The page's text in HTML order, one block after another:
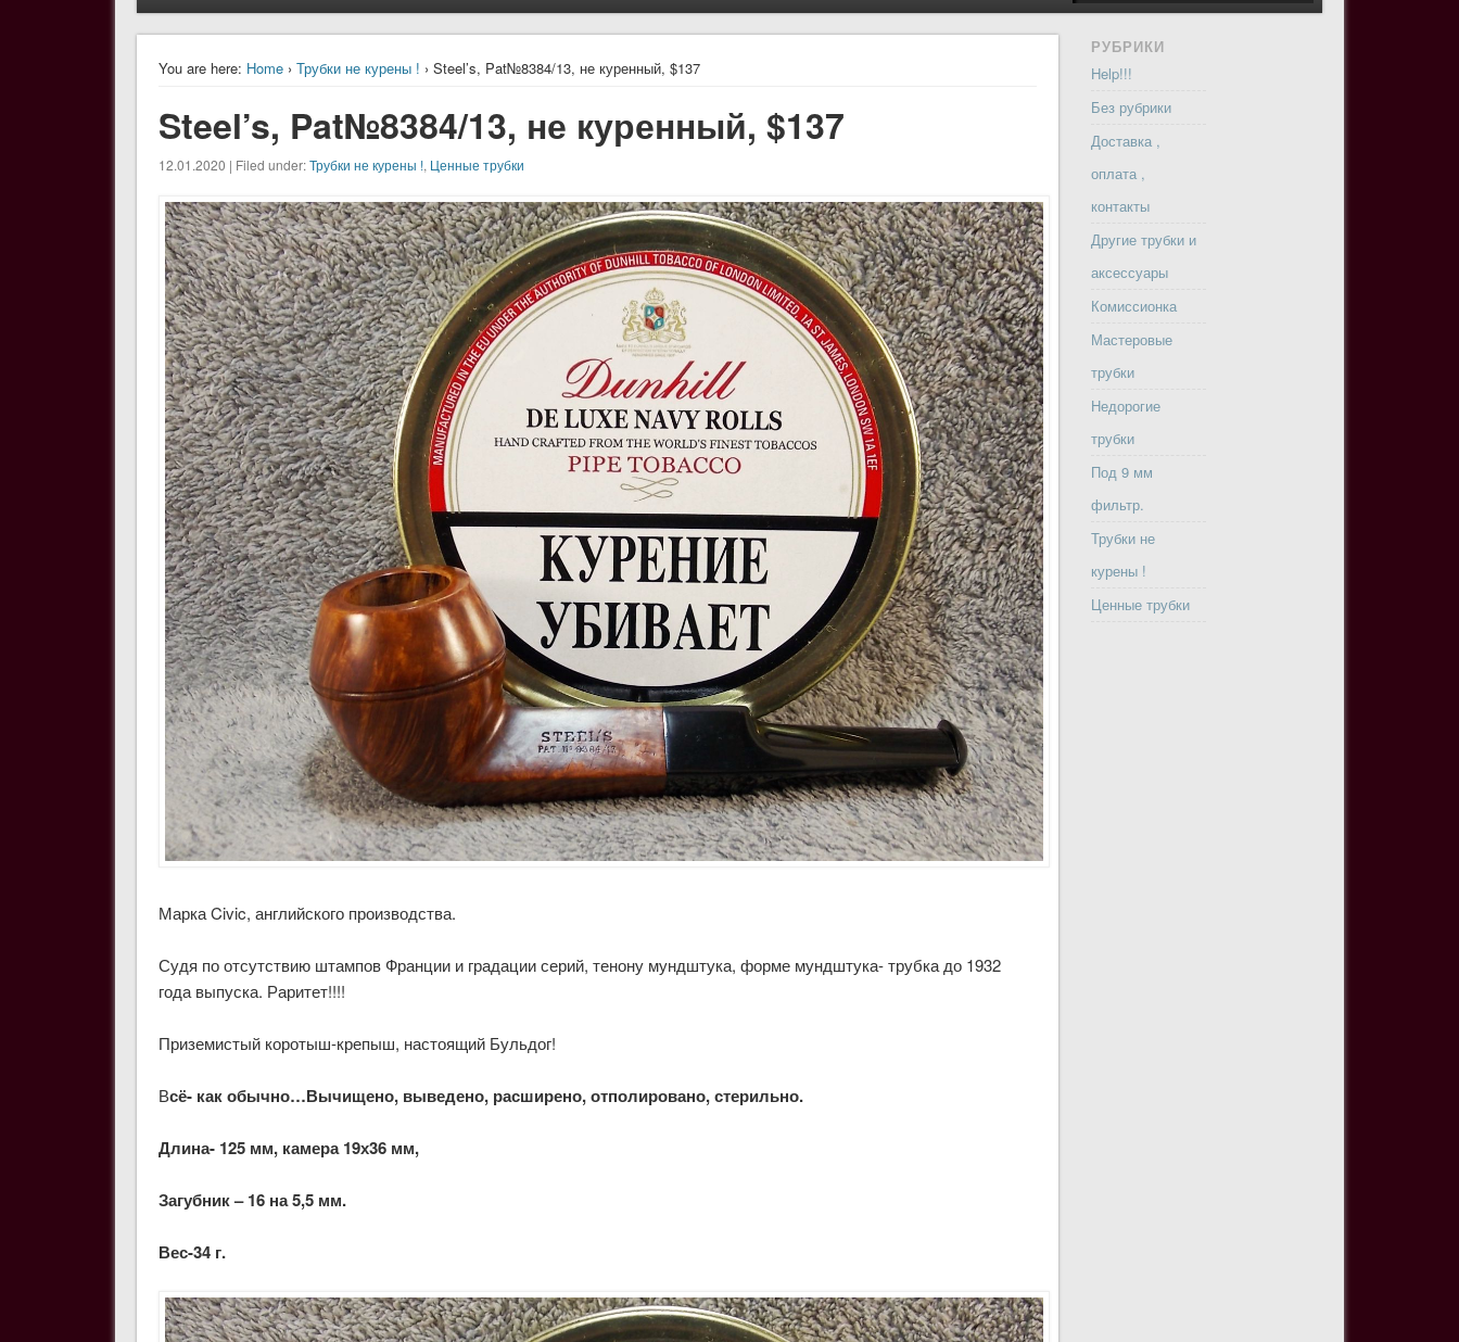
You are here: Home› Трубки не курены ! › Steel’s, Pat№8384/13, не куренный, $137
Steel’s, Pat№8384/13, не куренный, $137
12.01.2020 | Filed under:Трубки не курены !, Ценные трубки
Марка Civic, английского производства.
Судя по отсутствию штампов Франции и градации серий, тенону мундштука, форме мундштука- трубка до 1932
года выпуска. Раритет!!!!
Приземистый коротыш-крепыш, настоящий Бульдог!
Всё- как обычно…Вычищено, выведено, расширено, отполировано, стерильно.
Длина- 125 мм, камера 19х36 мм,
Загубник – 16 на 5,5 мм.
Вес-34 г.
РУБРИКИ
Help!!!
Без рубрики
Доставка ,
оплата ,
контакты
Другие трубки и
аксессуары
Комиссионка
Мастеровые
трубки
Недорогие
трубки
Под 9 мм
фильтр.
Трубки не
курены !
Ценные трубки